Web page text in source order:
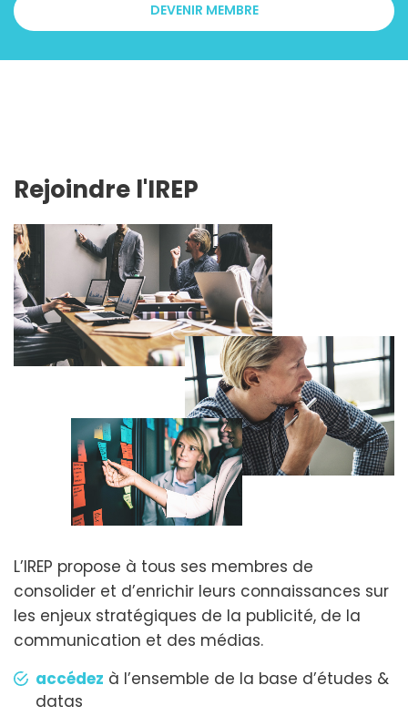
DEVENIR MEMBRE
Rejoindre l'IREP
L’IREP propose à tous ses membres de
consolider et d’enrichir leurs connaissances sur
les enjeux stratégiques de la publicité, de la
communication et des médias.
accédez à l’ensemble de la base d’études &
datas